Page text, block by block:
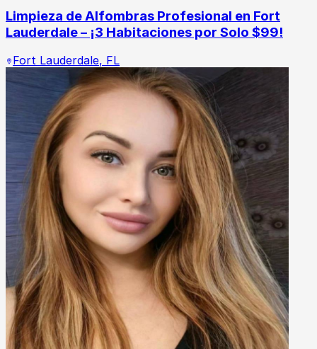
Limpieza de Alfombras Profesional en Fort
Lauderdale – ¡3 Habitaciones por Solo $99!
Fort Lauderdale, FL